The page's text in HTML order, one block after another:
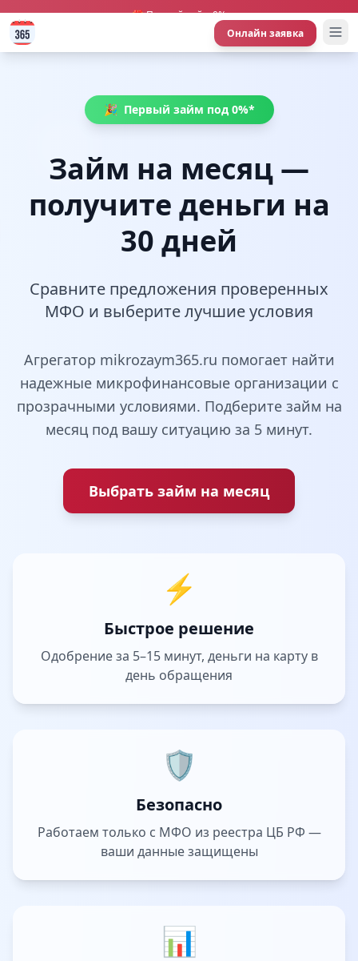
🎁 Первый займ 0%
Онлайн заявка
🎉 Первый займ под 0%*
Займ на месяц —
получите деньги на
30 дней
Сравните предложения проверенных
МФО и выберите лучшие условия
Агрегатор mikrozaym365.ru помогает найти
надежные микрофинансовые организации с
прозрачными условиями. Подберите займ на
месяц под вашу ситуацию за 5 минут.
Выбрать займ на месяц
⚡
Быстрое решение
Одобрение за 5–15 минут, деньги на карту в
день обращения
🛡️
Безопасно
Работаем только с МФО из реестра ЦБ РФ —
ваши данные защищены
📊